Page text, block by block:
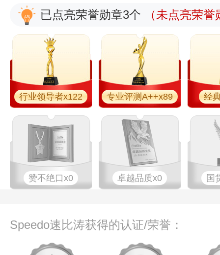
已点亮荣誉勋章3个
（未点亮荣
行业领导者x122 专业​评测A++x89 经
赞不绝口x0 卓越品质x0 国
Speedo速比涛获得的认证/荣誉：